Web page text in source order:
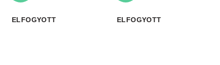
ELFOGYOTT ELFOGYOTT